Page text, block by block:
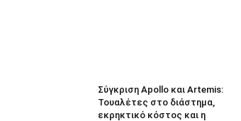
Σύγκριση Apollo και Artemis:
Τουαλέτες στο διάστημα,
εκρηκτικό κόστος και η